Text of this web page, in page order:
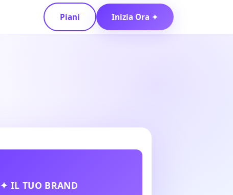
Piani Inizia Ora ✦
✦ IL TUO BRAND